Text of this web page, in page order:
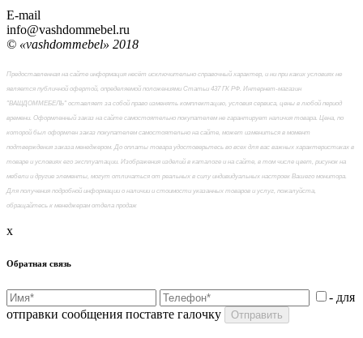
E-mail
info@vashdommebel.ru
© «vashdommebel» 2018
Предоставленная на сайте информация несёт исключительно справочный характер, и ни при каких условиях не
является публичной офертой, определяемой положениями Статьи 437 ГК РФ. Интернет-магазин
"ВАШДОММЕБЕЛЬ" оставляет за собой право изменять комплектацию, условия сервиса, цены в любой период
времени. Оформленный заказ на сайте самостоятельно покупателем не гарантирует наличия товара. Цена, по
которой был оформлен заказ покупателем самостоятельно на сайте, может измениться в момент
подтверждения заказа менеджером. До оплаты товара удостоверьтесь во всех для вас важных характеристиках в
товаре и условиях его эксплуатации. Изображения изделий в каталоге и на сайте, в том числе цвет, рисунок на
мебели и другие элементы, могут отличаться от реальных в силу индивидуальных настроек Вашего монитора.
Для получения подробной информации о наличии и стоимости указанных товаров и услуг, пожалуйста,
обращайтесь к менеджерам отдела продаж
x
Обратная связь
- для
отправки сообщения поставте галочку